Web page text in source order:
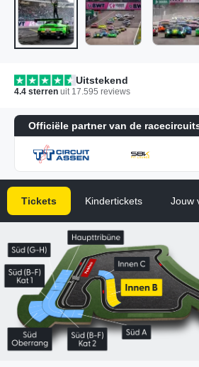
Uitstekend
4.4 sterren uit 17.595 reviews
Officiële partner van de
Tickets Kindertickets Jouw